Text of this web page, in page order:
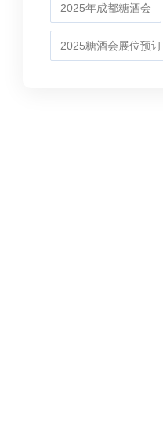
2025年成都糖酒会
2025糖酒会展位预订